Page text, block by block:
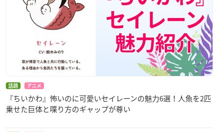
話題 アニメ
『ちいかわ』怖いのに可愛いセイレーンの魅力6選！人魚を2匹
乗せた巨体と喋り方のギャップが尊い